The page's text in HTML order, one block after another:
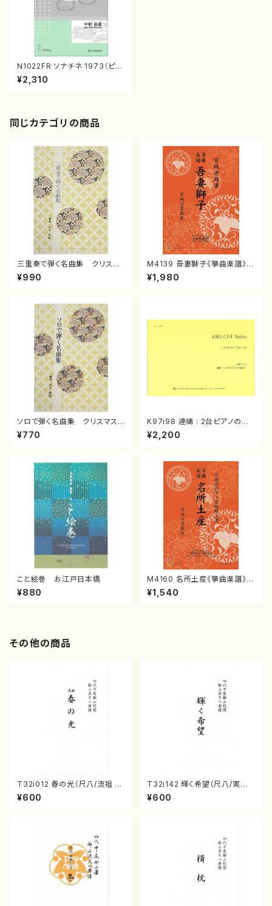
N1022FR ソナチネ 1973（ピア
ノソロ/中村滋延/楽譜）
¥2,310
同じカテゴリの商品
三重奏で弾く名曲集 クリスマ
スメドレー( 箏2/大平光美 編
曲/楽譜）
¥990
M4139 吾妻獅子《箏曲楽譜》
（箏/宮城道雄著・宮城宗家監修/
箏曲古典楽譜）
¥1,980
ソロで弾く名曲集 クリスマス・
イブ／恋人がサンタクロース(
箏独奏 /大平光美 編曲/楽
¥770
K97i98 連禱 : 2台ピアノのた
めの（2 Pianos / 菊池 幸夫 /
楽譜）
¥2,200
こと絵巻 お江戸日本橋
¥880
M4160 名所土産《箏曲楽譜》
（箏/宮城喜代子・宮城数江著・
宮城宗家監修/箏曲古典楽譜）
¥1,540
その他の商品
T32i012 春の光（尺八/流祖 中
尾都山/楽譜）都山流公刊楽譜曲
番：12
¥600
T32i142 輝く希望（尺八/実兼
咲山/尺八/都山式譜）都山流公
刊楽譜曲番:591
¥600